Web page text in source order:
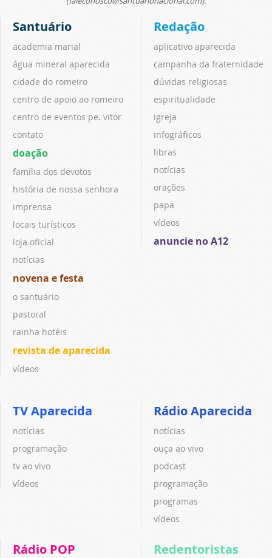
Santuário
academia marial
água mineral aparecida
cidade do romeiro
centro de apoio ao romeiro
centro de eventos pe. vitor
contato
doação
família dos devotos
história de nossa senhora
imprensa
locais turísticos
loja oficial
notícias
novena e festa
o santuário
pastoral
rainha hotéis
revista de aparecida
vídeos
Redação
aplicativo aparecida
campanha da fraternidade
dúvidas religiosas
espiritualidade
igreja
infográficos
libras
notícias
orações
papa
vídeos
anuncie no A12
TV Aparecida
notícias
programação
tv ao vivo
vídeos
Rádio Aparecida
notícias
ouça ao vivo
podcast
programação
programas
vídeos
Rádio POP Redentoristas